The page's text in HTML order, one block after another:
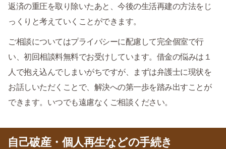
返済の重圧を取り除いたあと、今後の生活再建の方法をじ
っくりと考えていくことができます。
ご相談についてはプライバシーに配慮して完全個室で行
い、初回相談料無料でお受けしています。借金の悩みは１
人で抱え込んでしまいがちですが、まずは弁護士に現状を
お話しいただくことで、解決への第一歩を踏み出すことが
できます。いつでも遠慮なくご相談ください。
自己破産・個人再生などの手続き